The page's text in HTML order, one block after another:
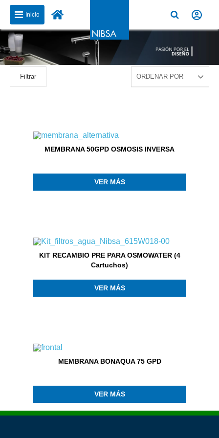
Inicio
Filtrar
MEMBRANA 50GPD OSMOSIS INVERSA
VER MÁS
KIT RECAMBIO PRE PARA OSMOWATER (4
Cartuchos)
VER MÁS
MEMBRANA BONAQUA 75 GPD
VER MÁS